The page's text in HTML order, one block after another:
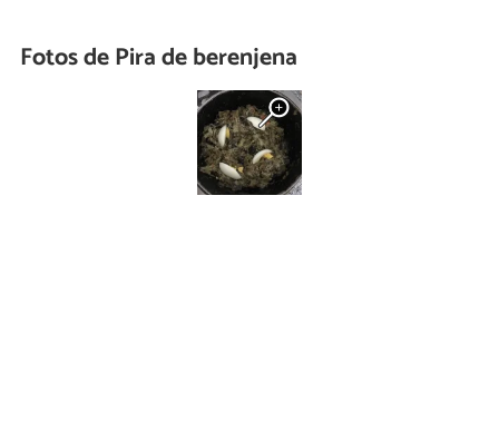
Fotos de Pira de berenjena